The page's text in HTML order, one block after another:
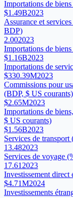
Importations de
$1.49B2023
Assurance et
BDP)
2.002023
Importations de
$1.16B2023
Importations de
$330.39M2023
Commissions pour
(BDP, $ US courants)
$2.65M2023
Importations de
$ US courants)
$1.56B2023
Services de
13.482023
Services de voyage
17.61 2023
Investissement direct
$4.71M2024
Investissements